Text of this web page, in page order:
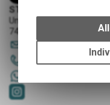
STORY Sportwerkstatt -
Unterer Rosenbühl 7
7430 Thusis
sportwerkstatt@